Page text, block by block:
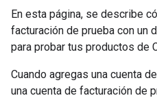
En esta página, se describe
facturación de prueba con un
para probar tus productos de
Cuando agregas una cuenta
una cuenta de facturación de